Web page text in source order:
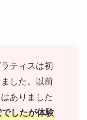
ティスは初
した。以前
ありました
したが体験